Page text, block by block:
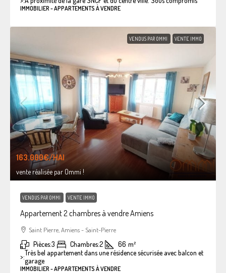
IMMOBILIER - APPARTEMENTS À VENDRE
VENDUS PAR OMMI VENTE IMMO
163.000€/HAI
vente réalisée par Ommi !
VENDUS PAR OMMI VENTE IMMO
Appartement 2 chambres à vendre Amiens
Saint Pierre, Amiens - Saint-Pierre
Pièces:3 Chambres:2 66 m²
>:Très bel appartement dans une résidence sécurisée avec balcon et
garage
IMMOBILIER - APPARTEMENTS À VENDRE